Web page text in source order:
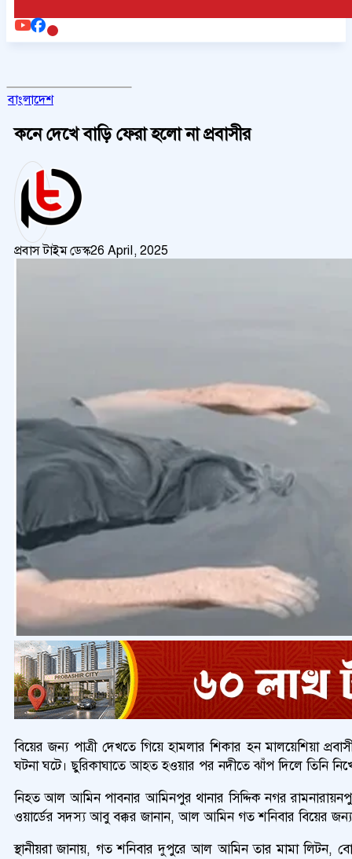
বাংলাদেশ
কনে দেখে বাড়ি ফেরা হলো না প্রবাসীর
প্রবাস টাইম ডেস্ক26 April, 2025
বিয়ের জন্য পাত্রী দেখতে গিয়ে হামলার শিকার হন মালয়েশিয়া
ঘটনা ঘটে। ছুরিকাঘাতে আহত হওয়ার পর নদীতে ঝাঁপ দিলে তিনি
নিহত আল আমিন পাবনার আমিনপুর থানার সিদ্দিক নগর
ওয়ার্ডের সদস্য আবু বক্কর জানান, আল আমিন গত শনিবার বিয়ের
স্থানীয়রা জানায়, গত শনিবার দুপুরে আল আমিন তার মামা লিটন,